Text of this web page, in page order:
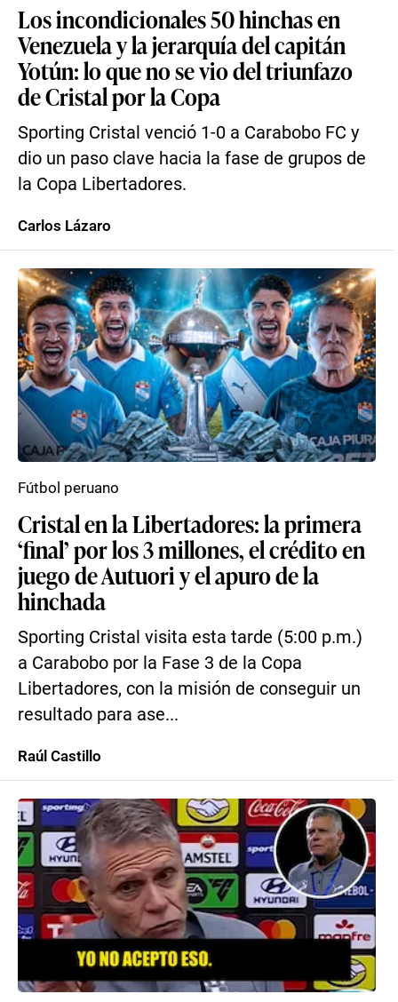
Los incondicionales 50 hinchas en
Venezuela y la jerarquía del capitán
Yotún: lo que no se vio del triunfazo
de Cristal por la Copa
Sporting Cristal venció 1-0 a Carabobo FC y
dio un paso clave hacia la fase de grupos de
la Copa Libertadores.
Carlos Lázaro
Cristal en la Libertadores: la primera
‘final’ por los 3 millones, el crédito en
juego de Autuori y el apuro de la
hinchada
Sporting Cristal visita esta tarde (5:00 p.m.)
a Carabobo por la Fase 3 de la Copa
Libertadores, con la misión de conseguir un
resultado para ase...
Fútbol peruano
Raúl Castillo